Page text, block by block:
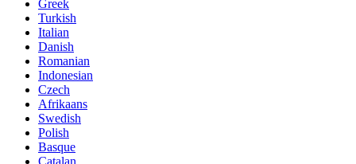
Greek
Turkish
Italian
Danish
Romanian
Indonesian
Czech
Afrikaans
Swedish
Polish
Basque
Catalan